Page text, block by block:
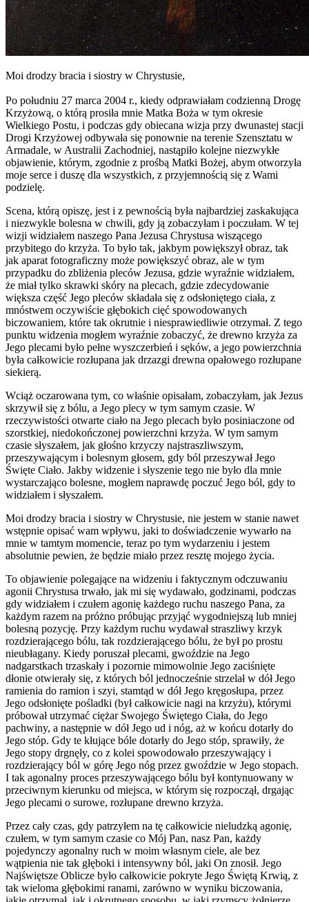
Moi drodzy bracia i siostry w Chrystusie,
Po południu 27 marca 2004 r., kiedy odprawiałam codzienną Drogę
Krzyżową, o którą prosiła mnie Matka Boża w tym okresie
Wielkiego Postu, i podczas gdy obiecana wizja przy dwunastej stacji
Drogi Krzyżowej odbywała się ponownie na terenie Szensztatu w
Armadale, w Australii Zachodniej, nastąpiło kolejne niezwykłe
objawienie, którym, zgodnie z prośbą Matki Bożej, abym otworzyła
moje serce i duszę dla wszystkich, z przyjemnością się z Wami
podzielę.
Scena, którą opiszę, jest i z pewnością była najbardziej zaskakująca
i niezwykle bolesna w chwili, gdy ją zobaczyłam i poczułam. W tej
wizji widziałem naszego Pana Jezusa Chrystusa wiszącego
przybitego do krzyża. To było tak, jakbym powiększył obraz, tak
jak aparat fotograficzny może powiększyć obraz, ale w tym
przypadku do zbliżenia pleców Jezusa, gdzie wyraźnie widziałem,
że miał tylko skrawki skóry na plecach, gdzie zdecydowanie
większa część Jego pleców składała się z odsłoniętego ciała, z
mnóstwem oczywiście głębokich cięć spowodowanych
biczowaniem, które tak okrutnie i niesprawiedliwie otrzymał. Z tego
punktu widzenia mogłem wyraźnie zobaczyć, że drewno krzyża za
Jego plecami było pełne wyszczerbień i sęków, a jego powierzchnia
była całkowicie rozłupana jak drzazgi drewna opałowego rozłupane
siekierą.
Wciąż oczarowana tym, co właśnie opisałam, zobaczyłam, jak Jezus
skrzywił się z bólu, a Jego plecy w tym samym czasie. W
rzeczywistości otwarte ciało na Jego plecach było posiniaczone od
szorstkiej, niedokończonej powierzchni krzyża. W tym samym
czasie słyszałem, jak głośno krzyczy najstraszliwszym,
przeszywającym i bolesnym głosem, gdy ból przeszywał Jego
Święte Ciało. Jakby widzenie i słyszenie tego nie było dla mnie
wystarczająco bolesne, mogłem naprawdę poczuć Jego ból, gdy to
widziałem i słyszałem.
Moi drodzy bracia i siostry w Chrystusie, nie jestem w stanie nawet
wstępnie opisać wam wpływu, jaki to doświadczenie wywarło na
mnie w tamtym momencie, teraz po tym wydarzeniu i jestem
absolutnie pewien, że będzie miało przez resztę mojego życia.
To objawienie polegające na widzeniu i faktycznym odczuwaniu
agonii Chrystusa trwało, jak mi się wydawało, godzinami, podczas
gdy widziałem i czułem agonię każdego ruchu naszego Pana, za
każdym razem na próżno próbując przyjąć wygodniejszą lub mniej
bolesną pozycję. Przy każdym ruchu wydawał straszliwy krzyk
rozdzierającego bólu, tak rozdzierającego bólu, że był po prostu
nieubłagany. Kiedy poruszał plecami, gwoździe na Jego
nadgarstkach trzaskały i pozornie mimowolnie Jego zaciśnięte
dłonie otwierały się, z których ból jednocześnie strzelał w dół Jego
ramienia do ramion i szyi, stamtąd w dół Jego kręgosłupa, przez
Jego odsłonięte pośladki (był całkowicie nagi na krzyżu), którymi
próbował utrzymać ciężar Swojego Świętego Ciała, do Jego
pachwiny, a następnie w dół Jego ud i nóg, aż w końcu dotarły do
Jego stóp. Gdy te kłujące bóle dotarły do Jego stóp, sprawiły, że
Jego stopy drgnęły, co z kolei spowodowało przeszywający i
rozdzierający ból w górę Jego nóg przez gwoździe w Jego stopach.
I tak agonalny proces przeszywającego bólu był kontynuowany w
przeciwnym kierunku od miejsca, w którym się rozpoczął, drgając
Jego plecami o surowe, rozłupane drewno krzyża.
Przez cały czas, gdy patrzyłem na tę całkowicie nieludzką agonię,
czułem, w tym samym czasie co Mój Pan, nasz Pan, każdy
pojedynczy agonalny ruch w moim własnym ciele, ale bez
wątpienia nie tak głęboki i intensywny ból, jaki On znosił. Jego
Najświętsze Oblicze było całkowicie pokryte Jego Świętą Krwią, z
tak wieloma głębokimi ranami, zarówno w wyniku biczowania,